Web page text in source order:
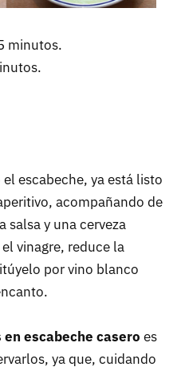
minutos.
escabeche, ya está listo
acompañando de
salsa y una cerveza
vinagre, reduce la
por vino blanco
escabeche casero es
ya que, cuidando